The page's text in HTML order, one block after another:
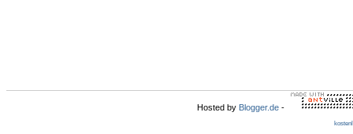
Hosted by Blogger.de -